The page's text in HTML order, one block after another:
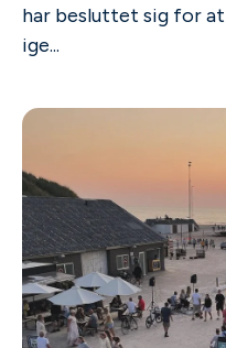
har besluttet sig for at
ige...